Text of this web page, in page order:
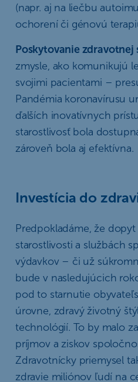
(napr. aj na liečbu
ochorení či génovú
Poskytovanie zdravotnej
zmysle, ako komunikujú
svojimi pacientami –
Pandémia koronavírusu
ďalších inovatívnych
starostlivosť bola
zároveň bola aj efektívna.
Investícia do
Predpokladáme, že
starostlivosti a službách
výdavkov – či už
bude v nasledujúcich
pod to starnutie
úrovne, zdravý životný
technológií. To by malo
príjmov a ziskov
Zdravotnícky priemysel
zdravie miliónov ľudí na